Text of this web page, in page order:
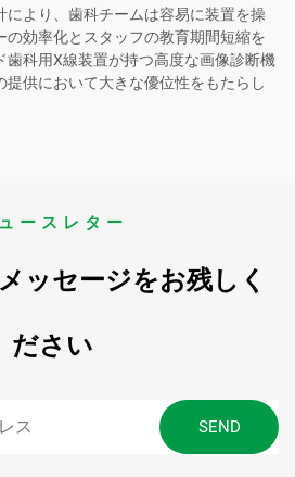
により、歯科チームは容易に装置を操
の効率化とスタッフの教育期間短縮を
歯科用X線装置が持つ高度な画像診断機
供において大きな優位性をもたらし
ースレター
ッセージをお残しく
ださい